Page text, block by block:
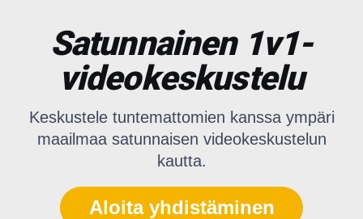
Satunnainen 1v1-
videokeskustelu
Keskustele tuntemattomien kanssa ympäri
maailmaa satunnaisen videokeskustelun
kautta.
Aloita yhdistäminen